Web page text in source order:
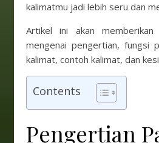
kalimatmu jadi lebih seru dan
Artikel ini akan memberikan
mengenai pengertian, fungsi
kalimat, contoh kalimat, dan
Contents
Pengertian